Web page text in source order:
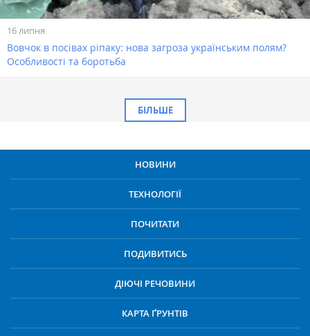
16 липня
Вовчок в посівах ріпаку: нова загроза українським полям?
Особливості та боротьба
БІЛЬШЕ
НОВИНИ
ТЕХНОЛОГІЇ
ПОЧИТАТИ
ПОДИВИТИСЬ
ДІЮЧІ РЕЧОВИНИ
КАРТА ҐРУНТІВ